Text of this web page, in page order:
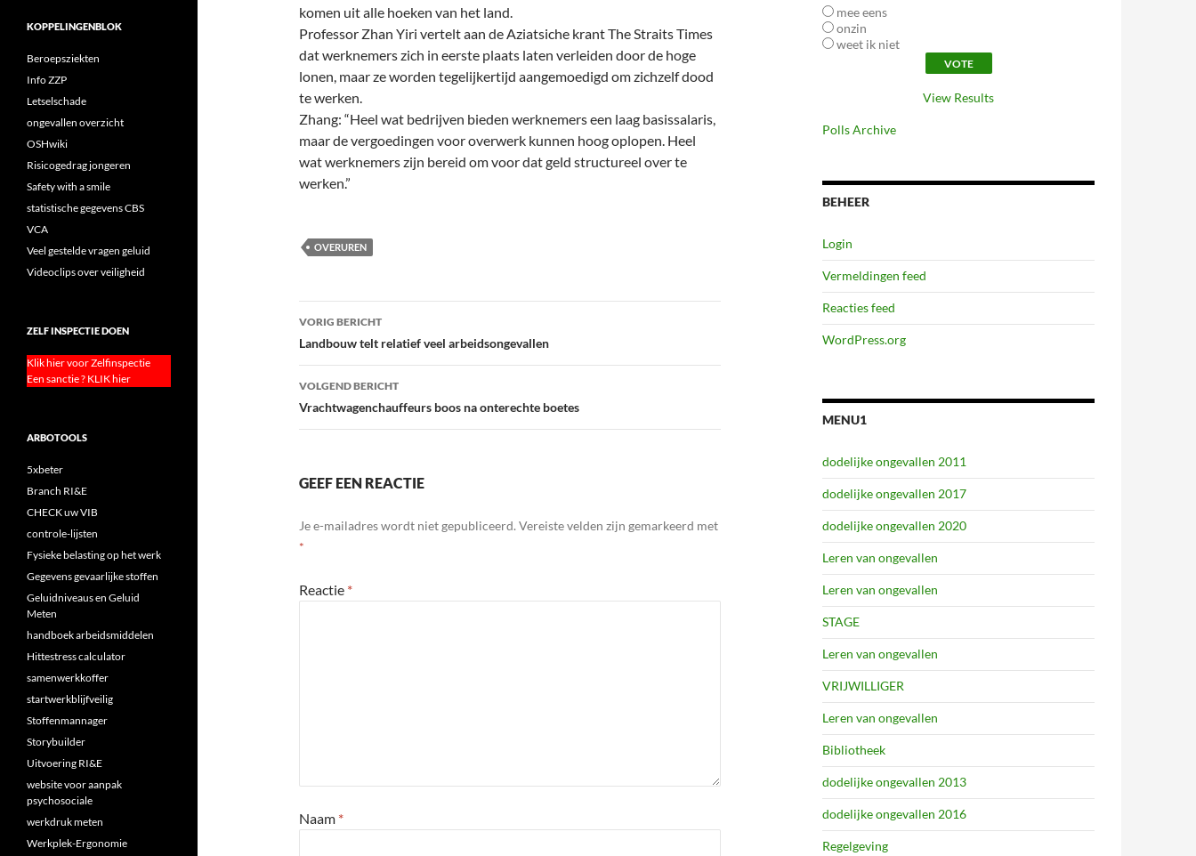
komen uit alle hoeken van het land.
Professor Zhan Yiri vertelt aan de Aziatsiche krant The Straits Times
dat werknemers zich in eerste plaats laten verleiden door de hoge
lonen, maar ze worden tegelijkertijd aangemoedigd om zichzelf dood
te werken.
Zhang: “Heel wat bedrijven bieden werknemers een laag basissalaris,
maar de vergoedingen voor overwerk kunnen hoog oplopen. Heel
wat werknemers zijn bereid om voor dat geld structureel over te
werken.”
OVERUREN
Bericht
navigatie
VORIG BERICHT
Landbouw telt relatief veel arbeidsongevallen
VOLGEND BERICHT
Vrachtwagenchauffeurs boos na onterechte boetes
GEEF EEN REACTIE
Je e-mailadres wordt niet gepubliceerd. Vereiste velden zijn gemarkeerd met
*
Reactie *
Naam *
mee eens
onzin
weet ik niet
View Results
Polls Archive
BEHEER
Login
Vermeldingen feed
Reacties feed
WordPress.org
MENU1
dodelijke ongevallen 2011
dodelijke ongevallen 2017
dodelijke ongevallen 2020
Leren van ongevallen
Leren van ongevallen
STAGE
Leren van ongevallen
VRIJWILLIGER
Leren van ongevallen
Bibliotheek
dodelijke ongevallen 2013
dodelijke ongevallen 2016
Regelgeving
KOPPELINGENBLOK
Beroepsziekten
Info ZZP
Letselschade
ongevallen overzicht
OSHwiki
Risicogedrag jongeren
Safety with a smile
statistische gegevens CBS
VCA
Veel gestelde vragen geluid
Videoclips over veiligheid
ZELF INSPECTIE DOEN
Klik hier voor Zelfinspectie
Een sanctie ? KLIK hier
ARBOTOOLS
5xbeter
Branch RI&E
CHECK uw VIB
controle-lijsten
Fysieke belasting op het werk
Gegevens gevaarlijke stoffen
Geluidniveaus en Geluid
Meten
handboek arbeidsmiddelen
Hittestress calculator
samenwerkkoffer
startwerkblijfveilig
Stoffenmannager
Storybuilder
Uitvoering RI&E
website voor aanpak
psychosociale
werkdruk meten
Werkplek-Ergonomie